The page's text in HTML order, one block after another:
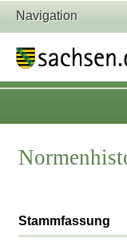
Navigation
Stammfassung